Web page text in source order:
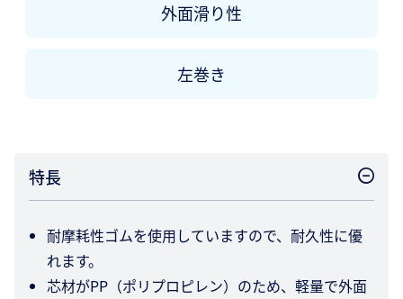
外面滑り性
左巻き
特長
耐摩耗性ゴムを使用していますので、耐久性に優
れます。
芯材がPP（ポリプロピレン）のため、軽量で外面